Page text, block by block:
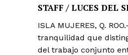
STAFF / LUCES DEL
ISLA MUJERES, Q.
tranquilidad que
del trabajo conjunto